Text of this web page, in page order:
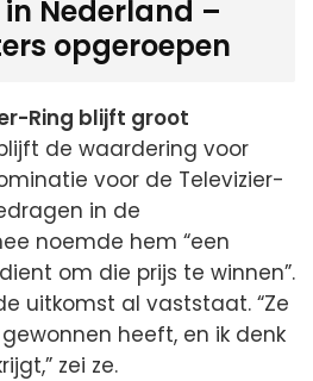
Nederland –
opgeroepen
Ring blijft groot
de waardering voor
voor de Televizier-
in de
noemde hem “een
om die prijs te winnen”.
uitkomst al vaststaat. “Ze
heeft, en ik denk
zei ze.